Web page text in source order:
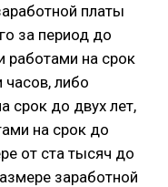
платы
за период до
работами на срок
либо
срок до двух лет,
на срок до
от ста тысяч до
заработной